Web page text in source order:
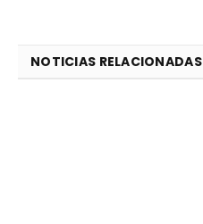
NOTICIAS RELACIONADAS